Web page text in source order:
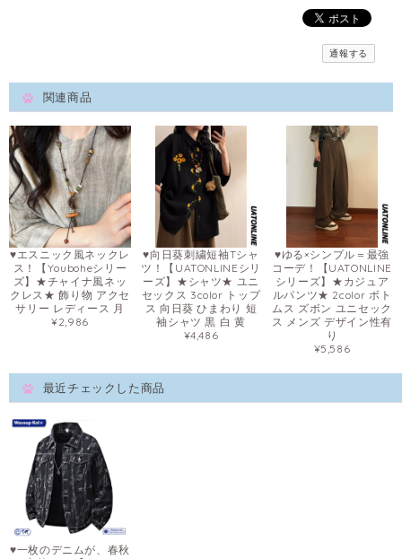
通報する
関連商品
♥エスニック風ネックレ
ス！【Youboheシリー
ズ】★チャイナ風ネッ
クレス★ 飾り物 アクセ
サリー レディース 月
¥2,986
♥向日葵刺繍短袖Tシャ
ツ！【UATONLINEシリ
ーズ】★シャツ★ ユニ
セックス 3color トップ
ス 向日葵 ひまわり 短
袖シャツ 黒 白 黄
¥4,486
♥ゆる×シンプル＝最強
コーデ！【UATONLINE
シリーズ】★カジュア
ルパンツ★ 2color ボト
ムス ズボン ユニセック
ス メンズ デザイン性有
り
¥5,586
最近チェックした商品
♥一枚のデニムが、春秋